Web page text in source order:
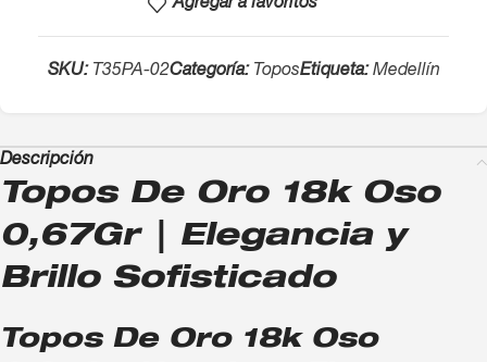
Agregar a favoritos
SKU: T35PA-02Categoría: ToposEtiqueta: Medellín
Descripción
Topos De Oro 18k Oso
0,67Gr | Elegancia y
Brillo Sofisticado
Topos De Oro 18k Oso